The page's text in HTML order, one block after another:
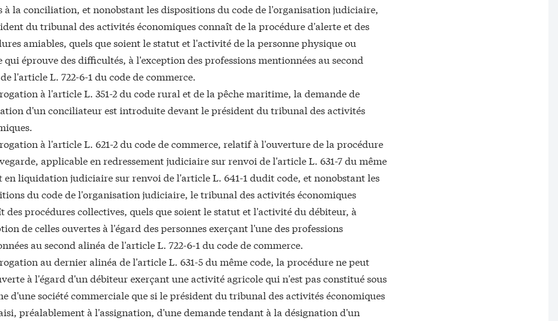
à la conciliation, et nonobstant les dispositions du code de l'organisation judiciaire,
du tribunal des activités économiques connaît de la procédure d'alerte et des
amiables, quels que soient le statut et l'activité de la personne physique ou
qui éprouve des difficultés, à l'exception des professions mentionnées au second
l'article L. 722-6-1 du code de commerce.
à l'article L. 351-2 du code rural et de la pêche maritime, la demande de
d'un conciliateur est introduite devant le président du tribunal des activités
à l'article L. 621-2 du code de commerce, relatif à l'ouverture de la procédure
applicable en redressement judiciaire sur renvoi de l'article L. 631-7 du même
en liquidation judiciaire sur renvoi de l'article L. 641-1 dudit code, et nonobstant les
du code de l'organisation judiciaire, le tribunal des activités économiques
des procédures collectives, quels que soient le statut et l'activité du débiteur, à
de celles ouvertes à l'égard des personnes exerçant l'une des professions
au second alinéa de l'article L. 722-6-1 du code de commerce.
au dernier alinéa de l'article L. 631-5 du même code, la procédure ne peut
à l'égard d'un débiteur exerçant une activité agricole qui n'est pas constitué sous
d'une société commerciale que si le président du tribunal des activités économiques
préalablement à l'assignation, d'une demande tendant à la désignation d'un